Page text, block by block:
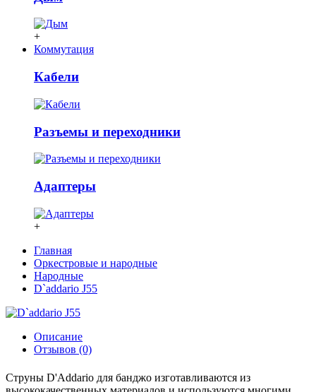
+
Коммутация
Кабели
Разъемы и переходники
Адаптеры
+
Главная
Оркестровые и народные
Народные
D`addario J55
Описание
Отзывов (0)
Струны D'Addario для банджо изготавливаются из